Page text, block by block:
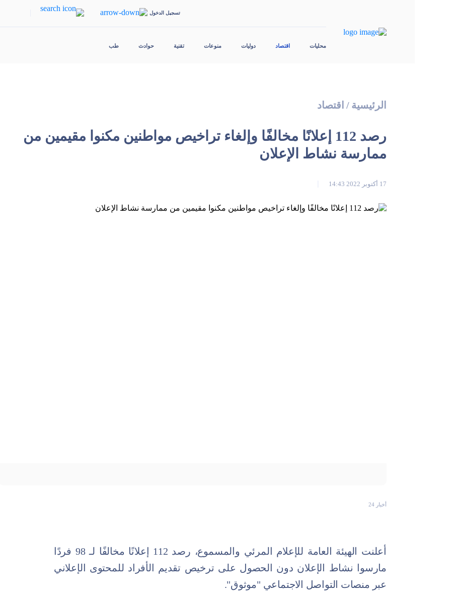
تسجيل الدخول
محليات اقتصاد دوليات منوعات تقنية حوادث طب
الرئيسية / اقتصاد
رصد 112 إعلانًا مخالفًا وإلغاء تراخيص مواطنين مكنوا مقيمين من
ممارسة نشاط الإعلان
17 أكتوبر 2022 14:43
أخبار 24
أعلنت الهيئة العامة للإعلام المرئي والمسموع، رصد 112 إعلانًا مخالفًا لـ 98 فردًا
مارسوا نشاط الإعلان دون الحصول على ترخيص تقديم الأفراد للمحتوى الإعلاني
عبر منصات التواصل الاجتماعي "موثوق".